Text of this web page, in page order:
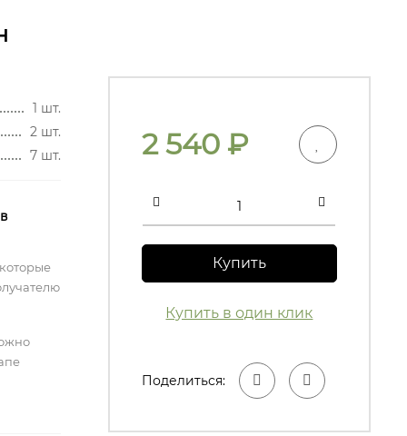
1 шт.
2 шт.
7 шт. 2 540₽
Купить
Купить в один клик
Поделиться: